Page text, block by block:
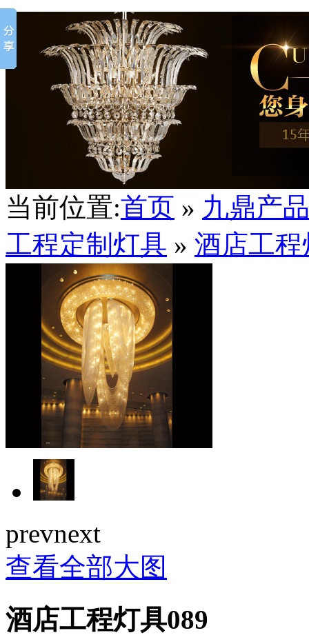
当前位置:首页 » 九鼎产
工程定制灯具 » 酒店工程
prevnext
查看全部大图
酒店工程灯具089